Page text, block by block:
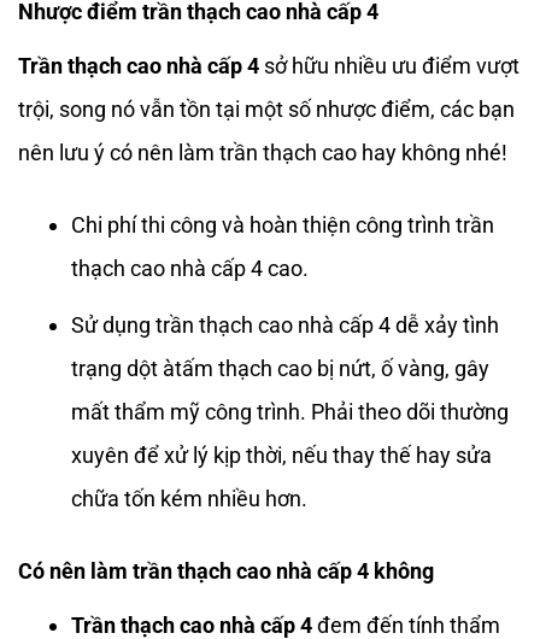
Nhược điểm trần thạch cao nhà cấp 4
Trần thạch cao nhà cấp 4 sở hữu nhiều ưu điểm vượt
trội, song nó vẫn tồn tại một số nhược điểm, các bạn
nên lưu ý có nên làm trần thạch cao hay không nhé!
Chi phí thi công và hoàn thiện công trình trần
thạch cao nhà cấp 4 cao.
Sử dụng trần thạch cao nhà cấp 4 dễ xảy tình
trạng dột àtấm thạch cao bị nứt, ố vàng, gây
mất thẩm mỹ công trình. Phải theo dõi thường
xuyên để xử lý kịp thời, nếu thay thế hay sửa
chữa tốn kém nhiều hơn.
Có nên làm trần thạch cao nhà cấp 4 không
Trần thạch cao nhà cấp 4đem đến tính thẩm